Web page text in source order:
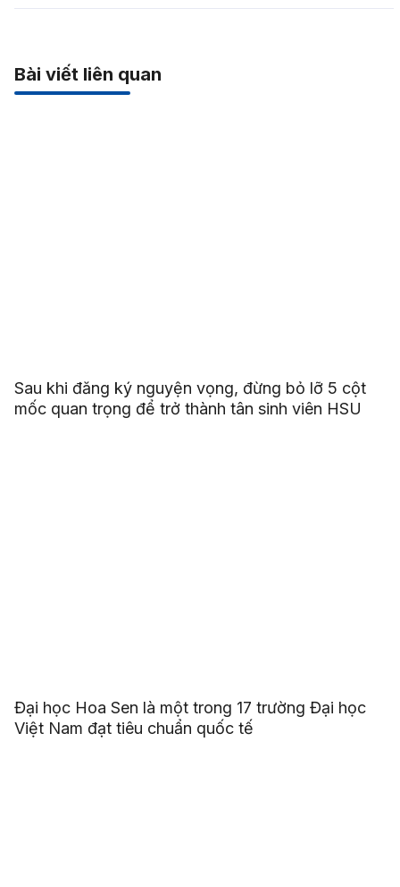
Bài viết liên quan
Sau khi đăng ký nguyện vọng, đừng bỏ lỡ 5 cột
mốc quan trọng để trở thành tân sinh viên HSU
Đại học Hoa Sen là một trong 17 trường Đại học
Việt Nam đạt tiêu chuẩn quốc tế